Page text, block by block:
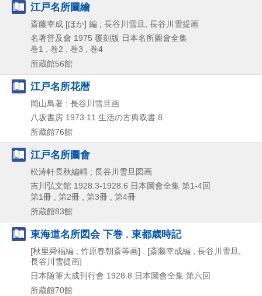
江戸名所圖繪
斎藤幸成 [ほか] 編 ; 長谷川雪旦, 長谷川雪提画
名著普及會 1975 覆刻版 日本名所圖會全集
巻1 , 巻2 , 巻3 , 巻4
所蔵館56館
江戸名所花暦
岡山鳥著 ; 長谷川雪旦画
八坂書房 1973.11 生活の古典双書 8
所蔵館76館
江戸名所圖會
松涛軒長秋編輯 ; 長谷川雪旦図画
吉川弘文館 1928.3-1928.6 日本圖會全集 第1-4回
第1冊 , 第2冊 , 第3冊 , 第4冊
所蔵館83館
東海道名所図会 下巻 . 東都歳時記
[秋里舜福編 ; 竹原春朝斎等画] . [斎藤幸成編 ; 長谷川雪旦,
長谷川雪提画]
日本随筆大成刊行會 1928.8 日本圖會全集 第六回
所蔵館70館